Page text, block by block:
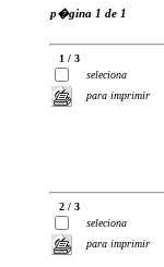
p�gina 1 de 1
1 / 3
seleciona
para imprimir
2 / 3
seleciona
para imprimir